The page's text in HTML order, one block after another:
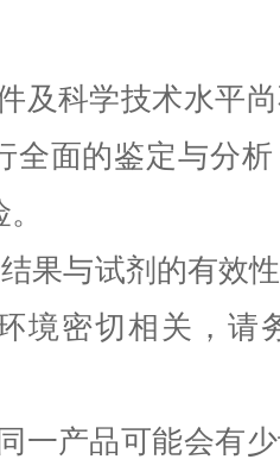
及科学技术水平
全面的鉴定与分
果与试剂的有效
境密切相关，请
一产品可能会有